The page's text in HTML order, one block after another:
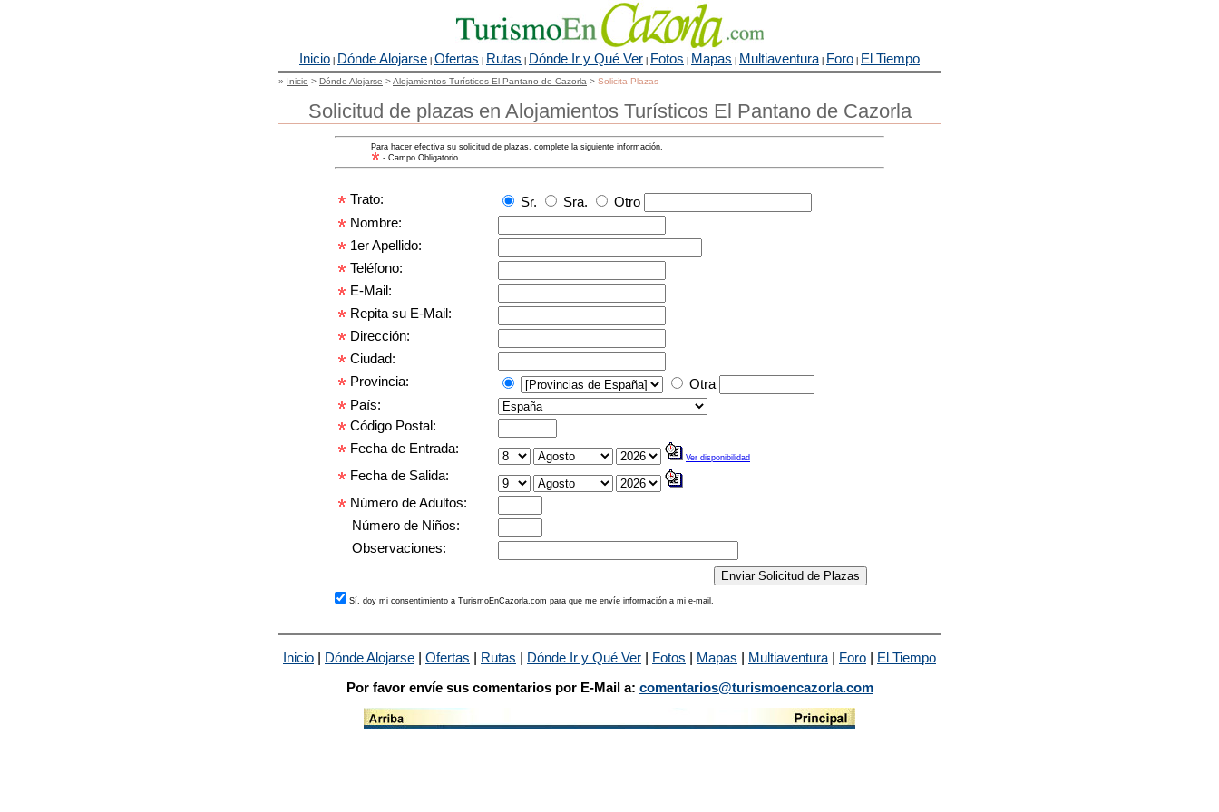
Inicio | Dónde Alojarse | Ofertas | Rutas | Dónde Ir y Qué Ver | Fotos | Mapas | Multiaventura | Foro | El Tiempo
» Inicio > Dónde Alojarse >Alojamientos Turísticos El Pantano de Cazorla > Solicita Plazas
Solicitud de plazas en Alojamientos Turísticos El Pantano de Cazorla
Para hacer efectiva su solicitud de plazas, complete la siguiente información.
- Campo Obligatorio
Trato: Sr. Sra.
Otro
Nombre:
1er Apellido:
Teléfono:
E-Mail:
Repita su E-Mail:
Dirección:
Ciudad:
Provincia:
Otra
País:
Código Postal:
Fecha de Entrada:
Ver disponibilidad
Fecha de Salida:
Número de Adultos:
Número de Niños:
Observaciones:
Sí, doy mi consentimiento a TurismoEnCazorla.com para que me envíe información a mi e-mail.
Inicio Dónde Alojarse Ofertas Rutas Dónde Ir y Qué Ver Fotos Mapas Multiaventura Foro El Tiempo
Por favor envíe sus comentarios por E-Mail a: comentarios@turismoencazorla.com